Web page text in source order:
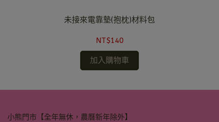
未接來電靠墊(抱枕)材料包
NT$140
加入購物車
小熊門市【全年無休，農曆新年除外】